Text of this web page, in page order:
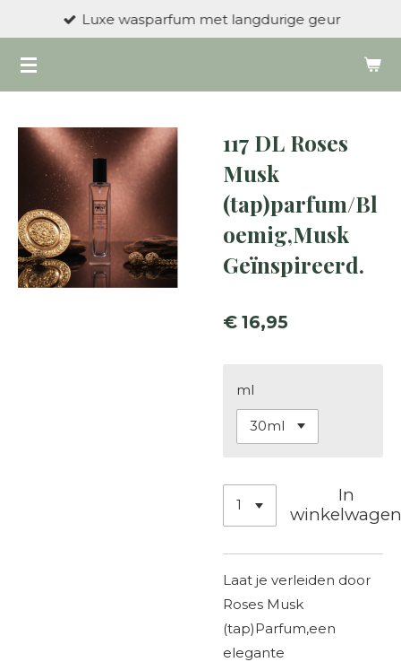
naar
de
Luxe wasparfum met langdurige geur
117 DL Roses
Musk
(tap)parfum/Bl
oemig,Musk
Geïnspireerd.
€ 16,95
ml
In
Laat je verleiden door
Roses Musk
(tap)Parfum,een
elegante